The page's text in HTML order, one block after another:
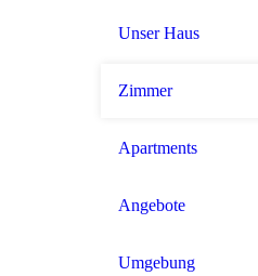
Unser Haus
Zimmer
Apartments
Angebote
Umgebung